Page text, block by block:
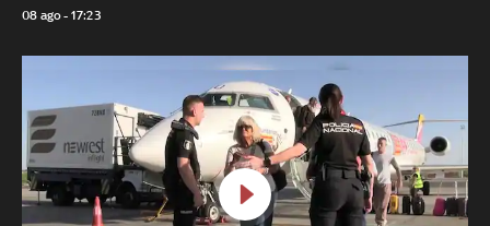
08 ago - 17:23